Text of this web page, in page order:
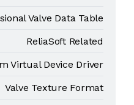
Valve Data Table
ReliaSoft Related
Virtual Device Driver
Valve Texture Format